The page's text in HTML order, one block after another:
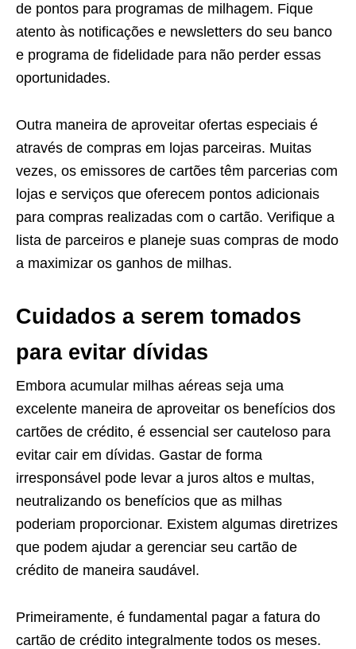
de pontos para programas de milhagem. Fique
atento às notificações e newsletters do seu banco
e programa de fidelidade para não perder essas
oportunidades.
Outra maneira de aproveitar ofertas especiais é
através de compras em lojas parceiras. Muitas
vezes, os emissores de cartões têm parcerias com
lojas e serviços que oferecem pontos adicionais
para compras realizadas com o cartão. Verifique a
lista de parceiros e planeje suas compras de modo
a maximizar os ganhos de milhas.
Cuidados a serem tomados
para evitar dívidas
Embora acumular milhas aéreas seja uma
excelente maneira de aproveitar os benefícios dos
cartões de crédito, é essencial ser cauteloso para
evitar cair em dívidas. Gastar de forma
irresponsável pode levar a juros altos e multas,
neutralizando os benefícios que as milhas
poderiam proporcionar. Existem algumas diretrizes
que podem ajudar a gerenciar seu cartão de
crédito de maneira saudável.
Primeiramente, é fundamental pagar a fatura do
cartão de crédito integralmente todos os meses.